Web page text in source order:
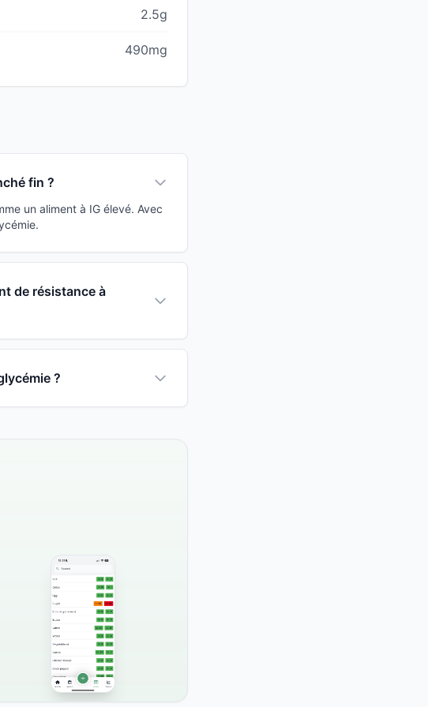
2.5g
490mg
fin ?
un aliment à IG élevé. Avec
de résistance à
?